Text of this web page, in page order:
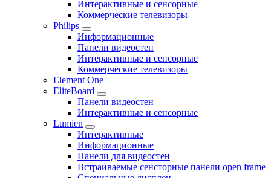
Интерактивные и сенсорные
Коммерческие телевизоры
Philips
Информационные
Панели видеостен
Интерактивные и сенсорные
Коммерческие телевизоры
Element One
EliteBoard
Панели видеостен
Интерактивные и сенсорные
Lumien
Интерактивные
Информационные
Панели для видеостен
Встраиваемые сенсторные панели open frame